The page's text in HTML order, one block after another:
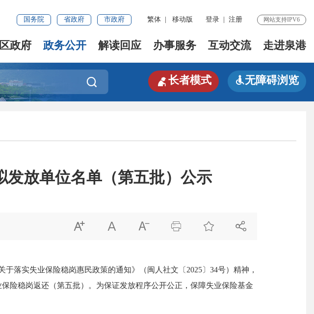
国务院 省政府 市政府 繁体 移动版 登录 注册 网站支持IPV6
区政府 政务公开 解读回应 办事服务 互动交流 走进泉港
 长者模式 无障碍浏览
发放单位名单（第五批）公示
     
实失业保险稳岗惠民政策的通知》（闽人社文〔2025〕34号）精神，
险稳岗返还（第五批）。为保证发放程序公开公正，保障失业保险基金